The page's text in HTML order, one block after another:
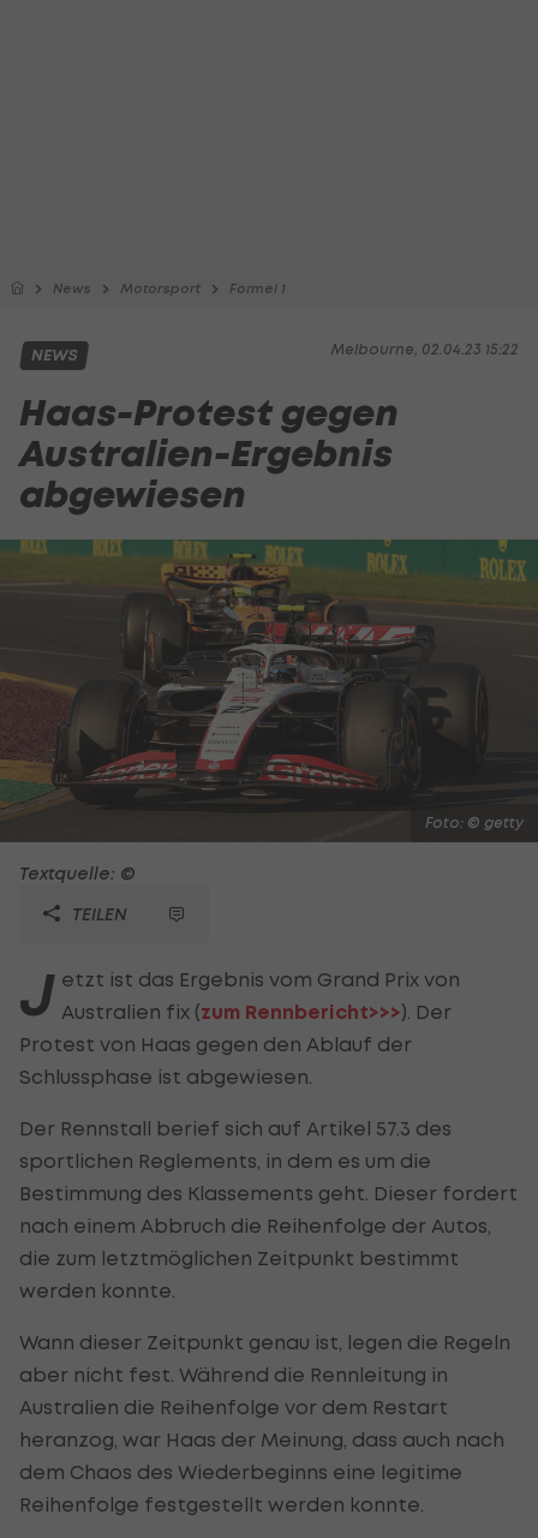
News Motorsport Formel 1
Melbourne, 02.04.23 15:22
NEWS
Haas-Protest gegen
Australien-Ergebnis
abgewiesen
Foto: © getty
Textquelle: ©
TEILEN
J etzt ist das Ergebnis vom Grand Prix von
Australien fix (zum Rennbericht>>>). Der
Protest von Haas gegen den Ablauf der
Schlussphase ist abgewiesen.
Der Rennstall berief sich auf Artikel 57.3 des
sportlichen Reglements, in dem es um die
Bestimmung des Klassements geht. Dieser fordert
nach einem Abbruch die Reihenfolge der Autos,
die zum letztmöglichen Zeitpunkt bestimmt
werden konnte.
Wann dieser Zeitpunkt genau ist, legen die Regeln
aber nicht fest. Während die Rennleitung in
Australien die Reihenfolge vor dem Restart
heranzog, war Haas der Meinung, dass auch nach
dem Chaos des Wiederbeginns eine legitime
Reihenfolge festgestellt werden konnte.